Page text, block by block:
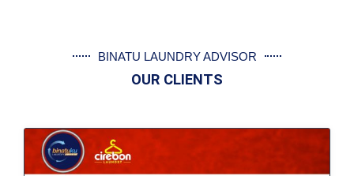
BINATU LAUNDRY ADVISOR
OUR CLIENTS